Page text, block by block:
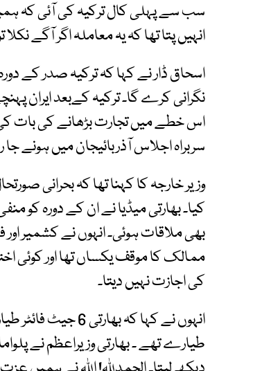
سب سے پہلی کال ترکیہ کی آئی کہ
انہیں پتا تھا کہ یہ معاملہ اگر آگے
اسحاق ڈار نے کہا کہ ترکیہ صدر کے
نگرانی کرے گا۔ ترکیہ کےبعد ایران
اس خطے میں تجارت بڑھانے کی بات کی۔
سربراہ اجلاس آذربائیجان میں
وزیر خارجہ کا کہنا تھا کہ بحرانی
کیا۔ بھارتی میڈیا نے ان کے دورہ کو
بھی ملاقات ہوئی۔ انہوں نے کشمیر
ممالک کا موقف یکساں تھا اور کوئی
کی اجازت نہیں دیتا۔
طیارے تھے ۔ بھارتی وزیراعظم نے